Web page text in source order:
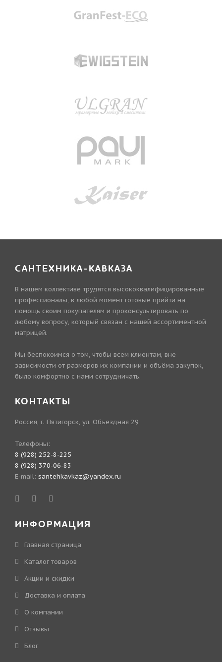
САНТЕХНИКА-КАВКАЗА
В нашем коллективе трудятся высококвалифицированные
профессионалы, в любой момент готовые прийти на
помощь своим покупателям и проконсультировать по
любому вопросу, который связан с нашей ассортиментной
матрицей.
Мы беспокоимся о том, чтобы всем клиентам, вне
зависимости от размеров их компании и объёма закупок,
было комфортно с нами сотрудничать.
КОНТАКТЫ
Россия, г. Пятигорск, ул. Объездная 29
Телефоны:
8 (928) 252-8-225
8 (928) 370-06-83
E-mail: santehkavkaz@yandex.ru
ИНФОРМАЦИЯ
Главная страница
Каталог товаров
Акции и скидки
Доставка и оплата
О компании
Отзывы
Блог